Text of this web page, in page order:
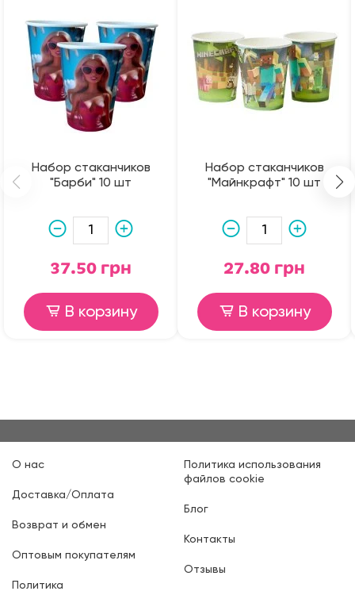
Набор стаканчиков
"Барби" 10 шт
37.50 грн
В корзину
Набор стаканчиков
"Майнкрафт" 10 шт
27.80 грн
В корзину
О нас
Доставка/Оплата
Возврат и обмен
Оптовым покупателям
Политика
Политика использования
файлов cookie
Блог
Контакты
Отзывы